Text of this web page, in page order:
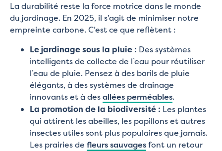
La durabilité reste la force motrice dans le monde
du jardinage. En 2025, il s’agit de minimiser notre
empreinte carbone. C’est ce que reflètent :
Le jardinage sous la pluie : Des systèmes
intelligents de collecte de l’eau pour réutiliser
l’eau de pluie. Pensez à des barils de pluie
élégants, à des systèmes de drainage
innovants et à desallées perméables.
La promotion de la biodiversité : Les plantes
qui attirent les abeilles, les papillons et autres
insectes utiles sont plus populaires que jamais.
Les prairies de fleurs sauvagesfont un retour